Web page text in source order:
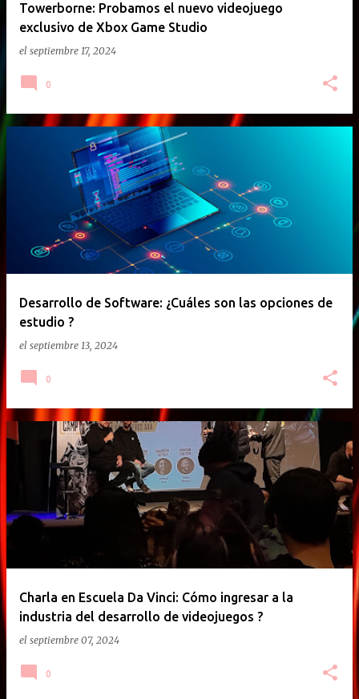
Towerborne: Probamos el nuevo videojuego
exclusivo de Xbox Game Studio
el septiembre 17, 2024
0
Desarrollo de Software: ¿Cuáles son las opciones de
estudio ?
el septiembre 13, 2024
0
Charla en Escuela Da Vinci: Cómo ingresar a la
industria del desarrollo de videojuegos ?
el septiembre 07, 2024
0